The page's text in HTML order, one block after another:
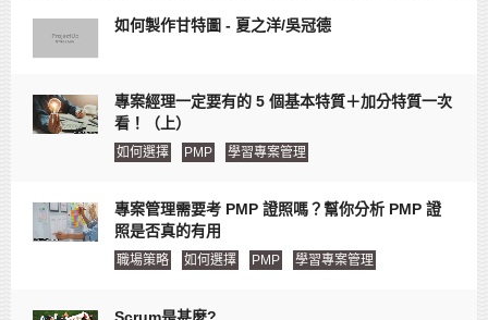
如何製作甘特圖 - 夏之洋/吳冠德
專案經理一定要有的 5 個基本特質＋加分特質一次
看！（上）
如何選擇 PMP 學習專案管理
專案管理需要考 PMP 證照嗎？幫你分析 PMP 證
照是否真的有用
職場策略 如何選擇 PMP 學習專案管理